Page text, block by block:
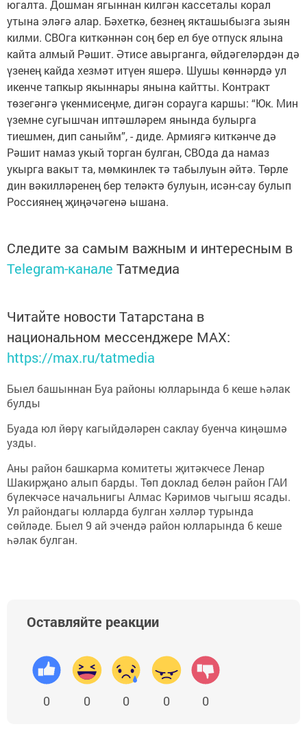
югалта. Дошман ягыннан килгән кассеталы корал
утына эләгә алар. Бәхеткә, безнең якташыбызга зыян
килми. СВОга киткәннән соң бер ел буе отпуск ялына
кайта алмый Рәшит. Әтисе авырганга, өйдәгеләрдән дә
үзенең кайда хезмәт итүен яшерә. Шушы көннәрдә ул
икенче тапкыр якыннары янына кайтты. Контракт
төзегәнгә үкенмисеңме, дигән сорауга каршы: “Юк. Мин
үземне сугышчан иптәшләрем янында булырга
тиешмен, дип саныйм”, - диде. Армиягә киткәнче дә
Рәшит намаз укый торган булган, СВОда да намаз
укырга вакыт та, мөмкинлек тә табылуын әйтә. Төрле
дин вәкилләренең бер теләктә булуын, исән-сау булып
Россиянең җиңәчәгенә ышана.
Следите за самым важным и интересным в
Telegram-канале Татмедиа
Читайте новости Татарстана в
национальном мессенджере MАХ:
https://max.ru/tatmedia
Быел башыннан Буа районы юлларында 6 кеше һәлак
булды
Буада юл йөрү кагыйдәләрен саклау буенча киңәшмә
узды.
Аны район башкарма комитеты җитәкчесе Ленар
Шакирҗано алып барды. Төп доклад белән район ГАИ
бүлекчәсе начальнигы Алмас Кәримов чыгыш ясады.
Ул райондагы юлларда булган хәлләр турында
сөйләде. Быел 9 ай эчендә район юлларында 6 кеше
һәлак булган.
Оставляйте реакции
0 0 0 0 0